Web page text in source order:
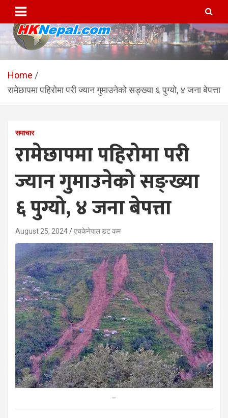
content
HKNepal.com – हङकङबाट
सञ्चालित पहिलो नेपाली अनलाईन
पत्रिका
hknepal, hknepal.com, hk nepal, hk nepal com
Home
रामेछापमा पहिरोमा परी ज्यान गुमाउनेको सङ्ख्या ६ पुग्यो, ४ जना बेपत्ता
समाचार
रामेछापमा पहिरोमा परी
ज्यान गुमाउनेको सङ्ख्या
६ पुग्यो, ४ जना बेपत्ता
August 25, 2024 एचकेनेपाल डट कम
–